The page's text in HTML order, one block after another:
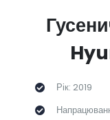
Рік: 2019